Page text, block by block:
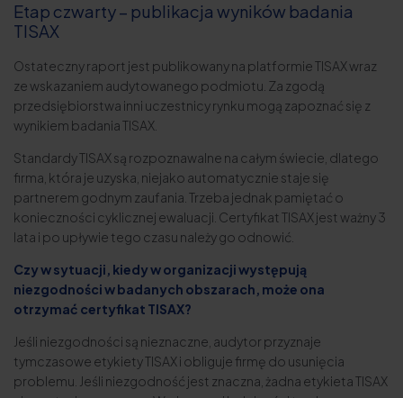
Etap czwarty – publikacja wyników badania
TISAX
Ostateczny raport jest publikowany na platformie TISAX wraz
ze wskazaniem audytowanego podmiotu. Za zgodą
przedsiębiorstwa inni uczestnicy rynku mogą zapoznać się z
wynikiem badania TISAX.
Standardy TISAX są rozpoznawalne na całym świecie, dlatego
firma, która je uzyska, niejako automatycznie staje się
partnerem godnym zaufania. Trzeba jednak pamiętać o
konieczności cyklicznej ewaluacji. Certyfikat TISAX jest ważny 3
lata i po upływie tego czasu należy go odnowić.
Czy w sytuacji, kiedy w organizacji występują
niezgodności w badanych obszarach, może ona
otrzymać certyfikat TISAX?
Jeśli niezgodności są nieznaczne, audytor przyznaje
tymczasowe etykiety TISAX i obliguje firmę do usunięcia
problemu. Jeśli niezgodność jest znaczna, żadna etykieta TISAX